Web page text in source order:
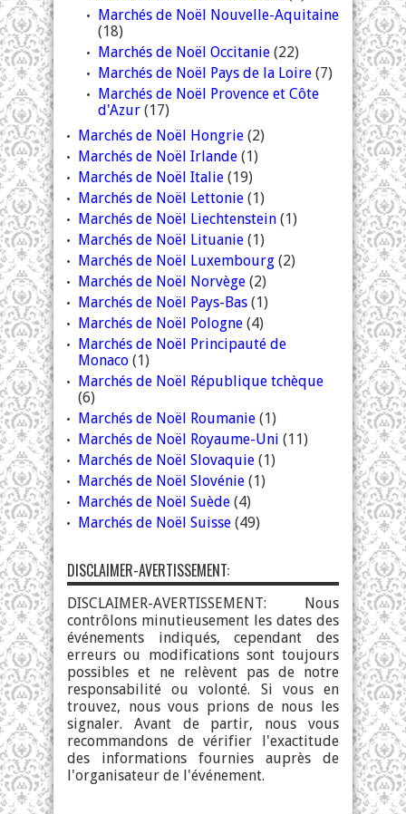
Marchés de Noël Nouvelle-Aquitaine
(18)
Marchés de Noël Occitanie (22)
Marchés de Noël Pays de la Loire (7)
Marchés de Noël Provence et Côte
d'Azur (17)
Marchés de Noël Hongrie (2)
Marchés de Noël Irlande (1)
Marchés de Noël Italie (19)
Marchés de Noël Lettonie (1)
Marchés de Noël Liechtenstein (1)
Marchés de Noël Lituanie (1)
Marchés de Noël Luxembourg (2)
Marchés de Noël Norvège (2)
Marchés de Noël Pays-Bas (1)
Marchés de Noël Pologne (4)
Marchés de Noël Principauté de
Monaco (1)
Marchés de Noël République tchèque
(6)
Marchés de Noël Roumanie (1)
Marchés de Noël Royaume-Uni (11)
Marchés de Noël Slovaquie (1)
Marchés de Noël Slovénie (1)
Marchés de Noël Suède (4)
Marchés de Noël Suisse (49)
DISCLAIMER-AVERTISSEMENT:
DISCLAIMER-AVERTISSEMENT: Nous
contrôlons minutieusement les dates des
événements indiqués, cependant des
erreurs ou modifications sont toujours
possibles et ne relèvent pas de notre
responsabilité ou volonté. Si vous en
trouvez, nous vous prions de nous les
signaler. Avant de partir, nous vous
recommandons de vérifier l'exactitude
des informations fournies auprès de
l'organisateur de l'événement.